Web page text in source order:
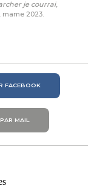
je courrai,
, mame 2023.
FACEBOOK
MAIL